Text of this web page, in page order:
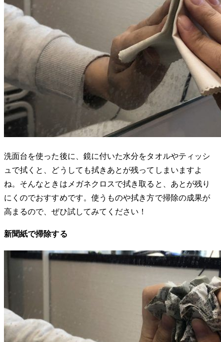
洗面台を使った後に、鏡に付いた水分をタオルやティッシ
ュで拭くと、どうしても拭きあとが残ってしまいますよ
ね。そんなときはメガネクロスで拭き取ると、あとが残り
にくのでおすすめです。使うものや拭き方で掃除の成果が
高まるので、ぜひ試してみてください！
新聞紙で掃除する